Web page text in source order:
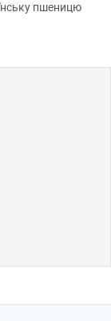
пшеницю